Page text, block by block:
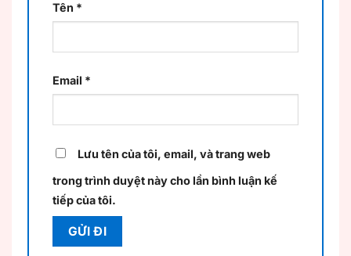
Tên *
Email *
Lưu tên của tôi, email, và trang web
trong trình duyệt này cho lần bình luận kế
tiếp của tôi.